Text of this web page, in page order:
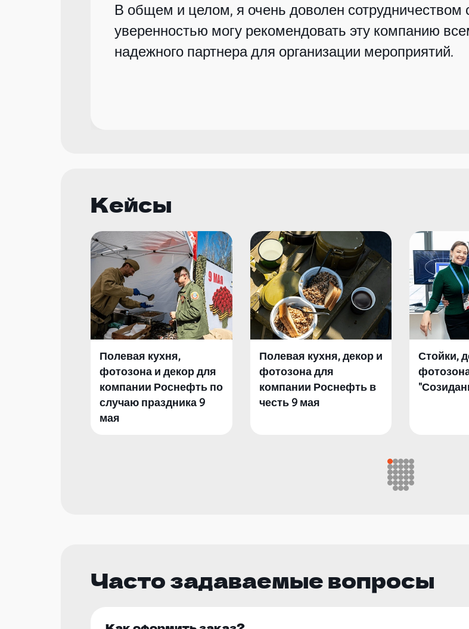
В общем и целом, я очень доволен сотрудничеством
уверенностью могу рекомендовать эту компанию
надежного партнера для организации мероприятий.
Кейсы
Полевая кухня,
фотозона и декор для
компании Роснефть по
случаю праздника 9
мая
Полевая кухня, декор и
фотозона для
компании Роснефть в
честь 9 мая
Стойки,
Часто задаваемые вопросы